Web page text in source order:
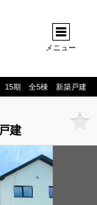
メニュー
15期 全5棟 新築戸建
建